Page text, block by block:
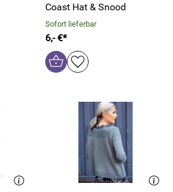
Coast Hat & Snood
Sofort lieferbar
6,- €*